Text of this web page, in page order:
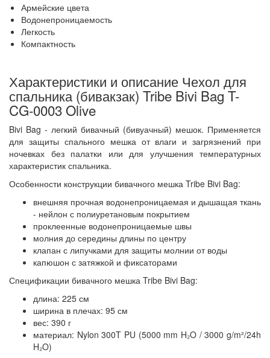
Армейские цвета
Водонепроницаемость
Легкость
Компактность
Характеристики и описание Чехол для
спальника (бивакзак) Tribe Bivi Bag T-
CG-0003 Olive
Bivi Bag - легкий бивачный (бивуачный) мешок. Применяется
для защиты спального мешка от влаги и загрязнений при
ночевках без палатки или для улучшения температурных
характеристик спальника.
Особенности конструкции бивачного мешка Tribe Bivi Bag:
внешняя прочная водонепроницаемая и дышащая ткань
- нейлон с полиуретановым покрытием
проклеенные водонепроницаемые швы
молния до середины длины по центру
клапан с липучками для защиты молнии от воды
капюшон с затяжкой и фиксаторами
Спецификации бивачного мешка Tribe Bivi Bag:
длина: 225 см
ширина в плечах: 95 см
вес: 390 г
материал: Nylon 300T PU (5000 mm H₂O / 3000 g/m²/24h
H₂O)